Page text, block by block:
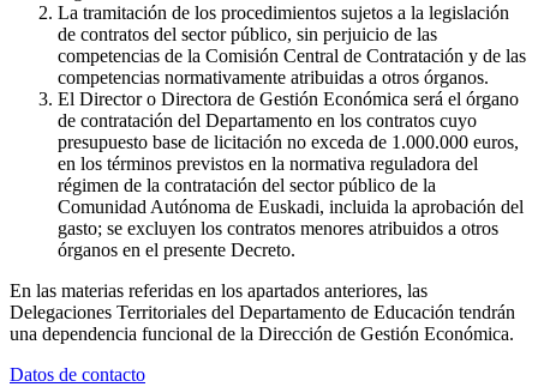
La tramitación de los procedimientos sujetos a la legislación
de contratos del sector público, sin perjuicio de las
competencias de la Comisión Central de Contratación y de las
competencias normativamente atribuidas a otros órganos.
El Director o Directora de Gestión Económica será el órgano
de contratación del Departamento en los contratos cuyo
presupuesto base de licitación no exceda de 1.000.000 euros,
en los términos previstos en la normativa reguladora del
régimen de la contratación del sector público de la
Comunidad Autónoma de Euskadi, incluida la aprobación del
gasto; se excluyen los contratos menores atribuidos a otros
órganos en el presente Decreto.
En las materias referidas en los apartados anteriores, las
Delegaciones Territoriales del Departamento de Educación tendrán
una dependencia funcional de la Dirección de Gestión Económica.
Datos de contacto